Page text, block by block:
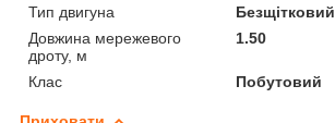
Тип двигуна
Безщітковий
Довжина мережевого
дроту, м
1.50
Клас Побутовий